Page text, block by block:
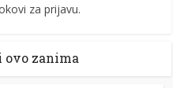
za prijavu.
ovo zanima